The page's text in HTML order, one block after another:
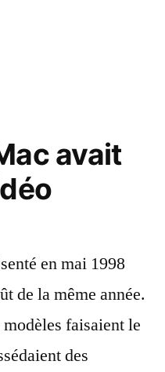
avait
en mai 1998
de la même année.
faisaient le
des